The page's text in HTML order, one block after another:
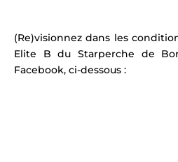
(Re)visionnez dans les
Elite B du Starperche de
Facebook, ci-dessous :